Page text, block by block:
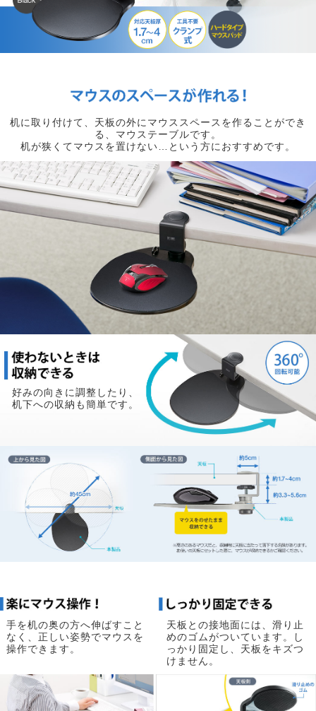
机に取り付けて、天板の外にマウススペースを作ることができ
る、マウステーブルです。
机が狭くてマウスを置けない…という方におすすめです。
好みの向きに調整したり、
机下への収納も簡単です。
手を机の奥の方へ伸ばすこと
なく、正しい姿勢でマウスを
操作できます。
天板との接地面には、滑り止
めのゴムがついています。し
っかり固定し、天板をキズつ
けません。